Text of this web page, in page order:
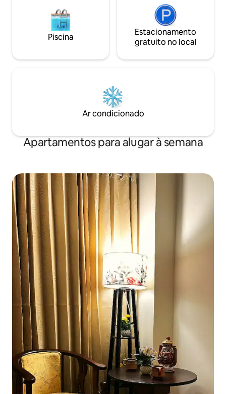
Piscina
Estacionamento
gratuito no local
Ar condicionado
Apartamentos para alugar à semana